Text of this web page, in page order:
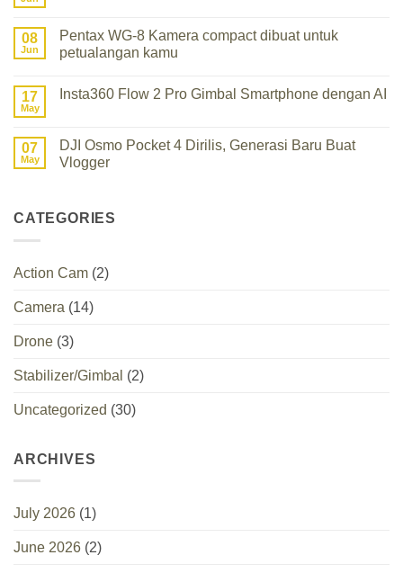
4P
Resmi
Hadir!
Saramonic
Air
Resmi
08
Jun
Pentax WG-8 Kamera compact dibuat untuk
petualangan kamu
on
Kamera
compact
dibuat
17
May
Insta360 Flow 2 Pro Gimbal Smartphone dengan AI
Insta360
Flow
dengan
07
May
DJI Osmo Pocket 4 Dirilis, Generasi Baru Buat
Vlogger
DJI
Osmo
Generasi
Vlogger
CATEGORIES
Action Cam (2)
Camera (14)
Drone (3)
Stabilizer/Gimbal (2)
Uncategorized (30)
ARCHIVES
July 2026 (1)
June 2026 (2)